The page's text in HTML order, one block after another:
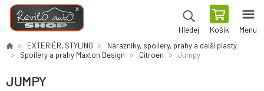
Hledej Košík Menu
EXTERIÉR, STYLING
Nárazníky, spoilery, prahy a další plasty
Spoilery a prahy Maxton Design
Citroen Jumpy
JUMPY